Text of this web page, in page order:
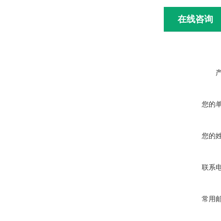
在线咨询
您的
您的
联系
常用